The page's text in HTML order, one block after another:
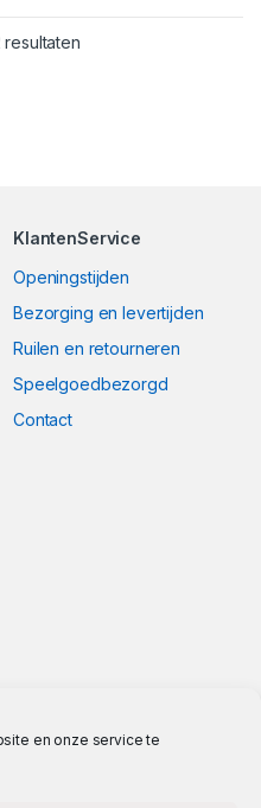
en onze service te
resultatenGesorteerd op
KlantenService
Openingstijden
Bezorging en levertijden
Ruilen en retourneren
Speelgoedbezorgd
Contact